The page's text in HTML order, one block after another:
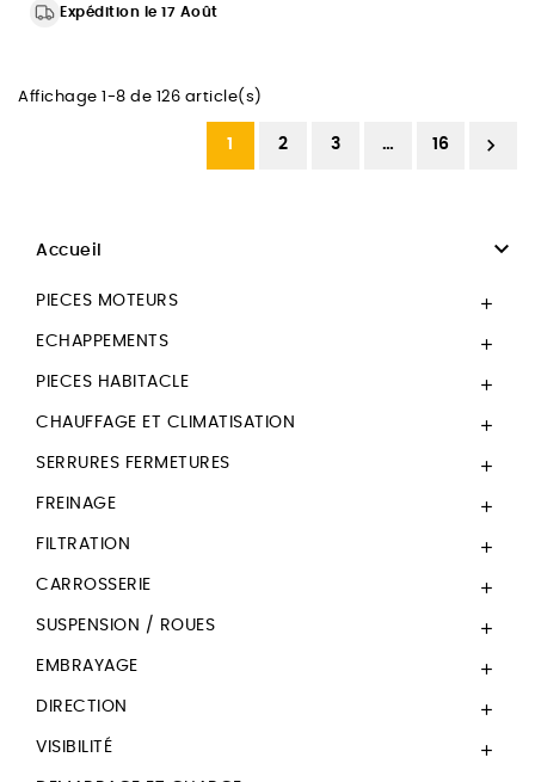
Expédition le 17 Août
Affichage 1-8 de 126 article(s)
1 2 3 … 16 
Accueil 
PIECES MOTEURS 
ECHAPPEMENTS 
PIECES HABITACLE 
CHAUFFAGE ET CLIMATISATION 
SERRURES FERMETURES 
FREINAGE 
FILTRATION 
CARROSSERIE 
SUSPENSION / ROUES 
EMBRAYAGE 
DIRECTION 
VISIBILITÉ 